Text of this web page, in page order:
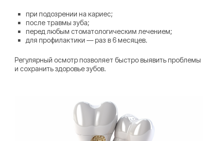
при подозрении на кариес;
после травмы зуба;
перед любым стоматологическим лечением;
для профилактики — раз в 6 месяцев.
Регулярный осмотр позволяет быстро выявить проблемы
и сохранить здоровье зубов.